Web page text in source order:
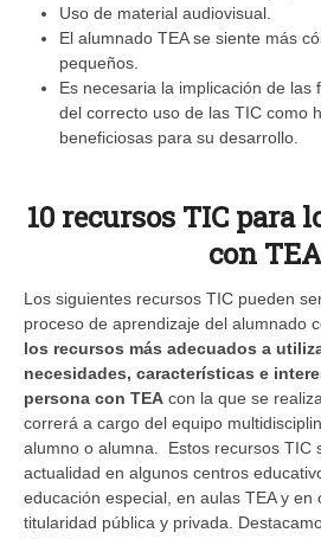
Uso de material audiovisual.
El alumnado TEA se siente más
pequeños.
Es necesaria la implicación de las
del correcto uso de las TIC como
beneficiosas para su desarrollo.
10 recursos TIC para
con TEA
Los siguientes recursos TIC pueden
proceso de aprendizaje del alumnado
los recursos más adecuados a
necesidades, características e
persona con TEA con la que se
correrá a cargo del equipo
alumno o alumna. Estos recursos TIC
actualidad en algunos centros
educación especial, en aulas TEA y en
titularidad pública y privada.